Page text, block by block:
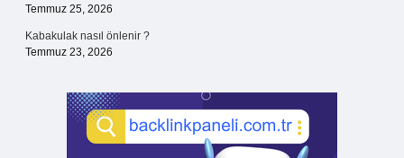
Temmuz 25, 2026
Kabakulak nasıl önlenir ?
Temmuz 23, 2026